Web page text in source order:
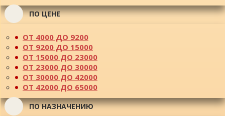
ПО ЦЕНЕ
ОТ 4000 ДО 9200
ОТ 9200 ДО 15000
ОТ 15000 ДО 23000
ОТ 23000 ДО 30000
ОТ 30000 ДО 42000
ОТ 42000 ДО 65000
ПО НАЗНАЧЕНИЮ